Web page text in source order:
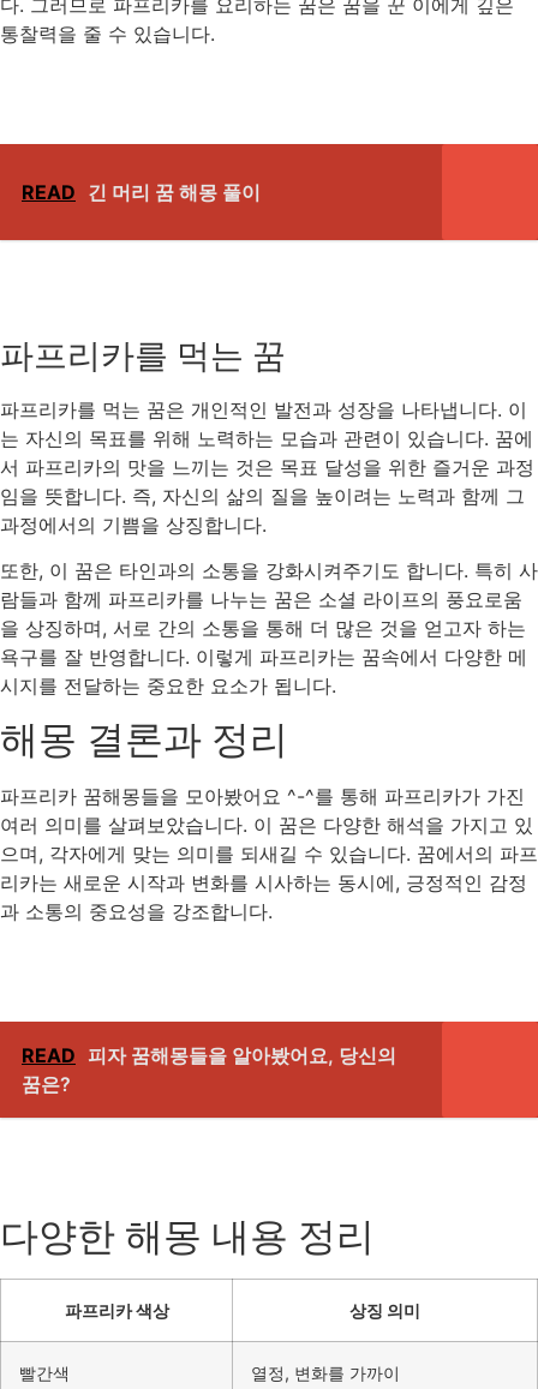
통찰력을 줄 수 있습니다.
READ 긴 머리 꿈 해몽 풀이
파프리카를 먹는 꿈
파프리카를 먹는 꿈은 개인적인 발전과 성장을 나타냅니다. 이
는 자신의 목표를 위해 노력하는 모습과 관련이 있습니다. 꿈에
서 파프리카의 맛을 느끼는 것은 목표 달성을 위한 즐거운 과정
임을 뜻합니다. 즉, 자신의 삶의 질을 높이려는 노력과 함께 그
과정에서의 기쁨을 상징합니다.
또한, 이 꿈은 타인과의 소통을 강화시켜주기도 합니다. 특히 사
람들과 함께 파프리카를 나누는 꿈은 소셜 라이프의 풍요로움
을 상징하며, 서로 간의 소통을 통해 더 많은 것을 얻고자 하는
욕구를 잘 반영합니다. 이렇게 파프리카는 꿈속에서 다양한 메
시지를 전달하는 중요한 요소가 됩니다.
해몽 결론과 정리
파프리카 꿈해몽들을 모아봤어요 ^-^를 통해 파프리카가 가진
여러 의미를 살펴보았습니다. 이 꿈은 다양한 해석을 가지고 있
으며, 각자에게 맞는 의미를 되새길 수 있습니다. 꿈에서의 파프
리카는 새로운 시작과 변화를 시사하는 동시에, 긍정적인 감정
과 소통의 중요성을 강조합니다.
READ 피자 꿈해몽들을 알아봤어요, 당신의
꿈은?
다양한 해몽 내용 정리
파프리카 색상 상징 의미
빨간색 열정, 변화를 가까이